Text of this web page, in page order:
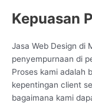
Kepuasan
Jasa Web Design di
penyempurnaan di
Proses kami adalah
kepentingan client
bagaimana kami